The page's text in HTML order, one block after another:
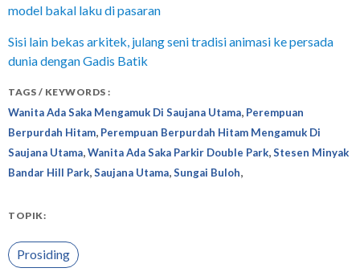
model bakal laku di pasaran
Sisi lain bekas arkitek, julang seni tradisi animasi ke persada
dunia dengan Gadis Batik
TAGS / KEYWORDS :
Wanita Ada Saka Mengamuk Di Saujana Utama, Perempuan
Berpurdah Hitam, Perempuan Berpurdah Hitam Mengamuk Di
Saujana Utama,Wanita Ada Saka Parkir Double Park,Stesen Minyak
Bandar Hill Park,Saujana Utama,Sungai Buloh,
TOPIK:
Prosiding